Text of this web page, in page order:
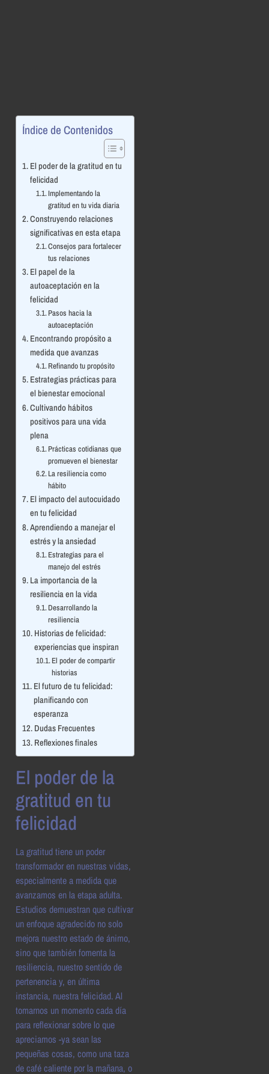
Índice de Contenidos
El poder de la gratitud en tu
felicidad
Implementando la
gratitud en tu vida diaria
Construyendo relaciones
significativas en esta etapa
Consejos para fortalecer
tus relaciones
El papel de la
autoaceptación en la
felicidad
Pasos hacia la
autoaceptación
Encontrando propósito a
medida que avanzas
Refinando tu propósito
Estrategias prácticas para
el bienestar emocional
Cultivando hábitos
positivos para una vida
plena
Prácticas cotidianas que
promueven el bienestar
La resiliencia como
hábito
El impacto del autocuidado
en tu felicidad
Aprendiendo a manejar el
estrés y la ansiedad
Estrategias para el
manejo del estrés
La importancia de la
resiliencia en la vida
Desarrollando la
resiliencia
Historias de felicidad:
experiencias que inspiran
El poder de compartir
historias
El futuro de tu felicidad:
planificando con
esperanza
Dudas Frecuentes
Reflexiones finales
El poder de la
gratitud en tu
felicidad
La gratitud tiene un poder
transformador en nuestras vidas,
especialmente a medida que
avanzamos en la etapa adulta.
Estudios demuestran que cultivar
un enfoque agradecido no solo
mejora nuestro estado de ánimo,
sino que también fomenta la
resiliencia, nuestro sentido de
pertenencia y, en última
instancia, nuestra felicidad. Al
tomarnos un momento cada día
para reflexionar sobre lo que
apreciamos -ya sean las
pequeñas cosas, como una taza
de café caliente por la mañana, o